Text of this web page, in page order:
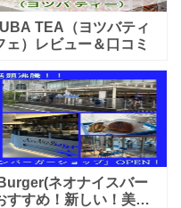
TEA（ヨツバティ
）レビュー＆口コミ
ネオナイスバー
すすめ！新しい！美味